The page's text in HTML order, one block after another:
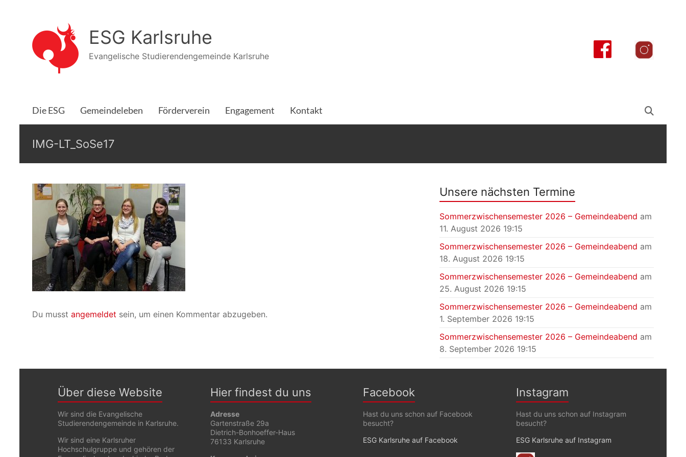
Inhalt
springen
ESG Karlsruhe
Evangelische Studierendengemeinde Karlsruhe
Die ESG Gemeindeleben Förderverein Engagement Kontakt
IMG-LT_SoSe17
Du musst angemeldet sein, um einen Kommentar abzugeben.
Unsere nächsten Termine
Sommerzwischensemester 2026 – Gemeindeabend am
11. August 2026 19:15
Sommerzwischensemester 2026 – Gemeindeabend am
18. August 2026 19:15
Sommerzwischensemester 2026 – Gemeindeabend am
25. August 2026 19:15
Sommerzwischensemester 2026 – Gemeindeabend am
1. September 2026 19:15
Sommerzwischensemester 2026 – Gemeindeabend am
8. September 2026 19:15
Über diese Website
Wir sind die Evangelische
Studierendengemeinde in Karlsruhe.
Wir sind eine Karlsruher
Hochschulgruppe und gehören der
Hier findest du uns
Adresse
Gartenstraße 29a
Dietrich-Bonhoeffer-Haus
76133 Karlsruhe
Facebook
Hast du uns schon auf Facebook
besucht?
ESG Karlsruhe auf Facebook
Instagram
Hast du uns schon auf Instagram
besucht?
ESG Karlsruhe auf Instagram